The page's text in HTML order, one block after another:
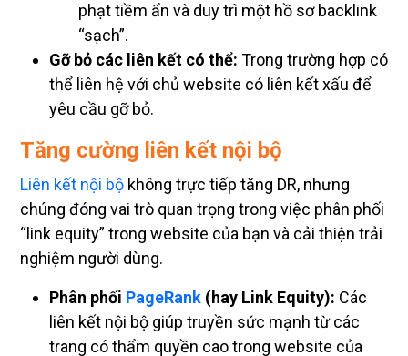
phạt tiềm ẩn và duy trì một hồ sơ backlink
“sạch”.
Gỡ bỏ các liên kết có thể: Trong trường hợp có
thể liên hệ với chủ website có liên kết xấu để
yêu cầu gỡ bỏ.
Tăng cường liên kết nội bộ
Liên kết nội bộ không trực tiếp tăng DR, nhưng
chúng đóng vai trò quan trọng trong việc phân phối
“link equity” trong website của bạn và cải thiện trải
nghiệm người dùng.
Phân phối PageRank (hay Link Equity): Các
liên kết nội bộ giúp truyền sức mạnh từ các
trang có thẩm quyền cao trong website của